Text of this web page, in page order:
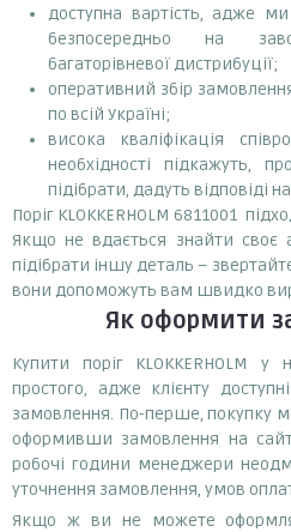
доступна вартість, адже
безпосередньо на
багаторівневої дистрибуції;
оперативний збір
по всій Україні;
висока кваліфікація
необхідності підкажуть,
підібрати, дадуть відповіді
Поріг KLOKKERHOLM 6811001
Якщо не вдається знайти своє
підібрати іншу деталь –
вони допоможуть вам швидко
Як оформити
Купити поріг KLOKKERHOLM
простого, адже клієнту
замовлення. По-перше, покупку
оформивши замовлення на
робочі години менеджери
уточнення замовлення, умов
Якщо ж ви не можете